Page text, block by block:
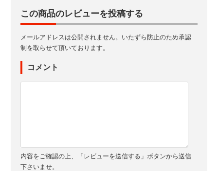
この商品のレビューを投稿する
メールアドレスは公開されません。いたずら防止のため承認
制を取らせて頂いております。
コメント
内容をご確認の上、「レビューを送信する」ボタンから送信
下さいませ。